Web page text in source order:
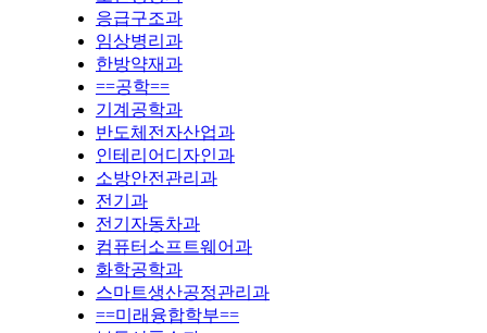
응급구조과
임상병리과
한방약재과
==공학==
기계공학과
반도체전자산업과
인테리어디자인과
소방안전관리과
전기과
전기자동차과
컴퓨터소프트웨어과
화학공학과
스마트생산공정관리과
==미래융합학부==